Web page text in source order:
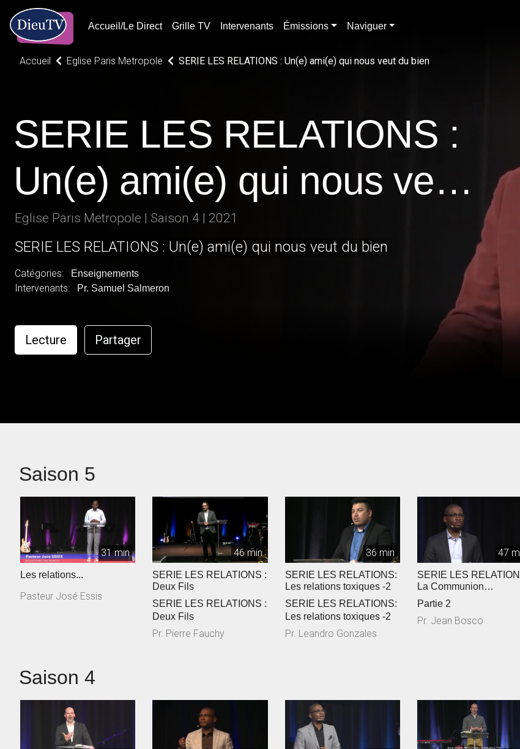
Accueil/Le Direct Grille TV Intervenants Émissions Naviguer
Accueil Eglise Paris Metropole SERIE LES RELATIONS : Un(e) ami(e) qui nous veut du bien
SERIE LES RELATIONS :
Un(e) ami(e) qui nous veut
du bien
Eglise Paris Metropole | Saison 4 | 2021
SERIE LES RELATIONS : Un(e) ami(e) qui nous veut du bien
Catégories: Enseignements
Intervenants: Pr. Samuel Salmeron
Lecture Partager
Saison 5
31 min
Les relations...
Pasteur José Essis
46 min
SERIE LES RELATIONS :
Deux Fils
SERIE LES RELATIONS :
Deux Fils
Pr. Pierre Fauchy
36 min
SERIE LES RELATIONS:
Les relations toxiques -2
SERIE LES RELATIONS:
Les relations toxiques -2
Pr. Leandro Gonzales
47
SERIE LES
La Communion
Partie 2
Pr. Jean Bosco
Saison 4